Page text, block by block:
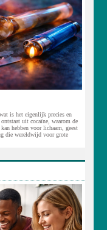
is het eigenlijk precies en
uit cocaïne, waarom de
hebben voor lichaam, geest
die wereldwijd voor grote